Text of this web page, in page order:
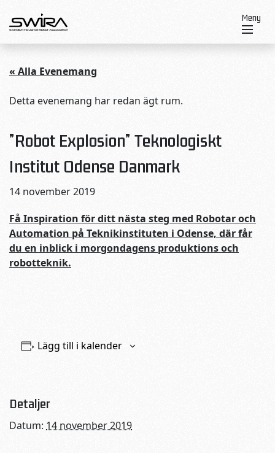
Meny
« Alla Evenemang
Detta evenemang har redan ägt rum.
”Robot Explosion” Teknologiskt
Institut Odense Danmark
14 november 2019
Få Inspiration för ditt nästa steg med Robotar och
Automation på Teknikinstituten i Odense, där får
du en inblick i morgondagens produktions och
robotteknik.
Lägg till i kalender
Detaljer
Datum: 14 november 2019